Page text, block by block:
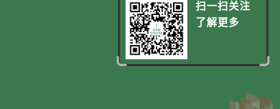
扫一扫关注
了解更多